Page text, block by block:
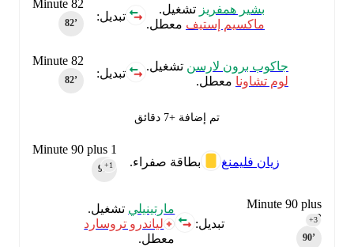
Minute 82
تبديل:
بشير همفريزتشغيل.
ماكسيم إستيفمعطل.
Minute 82
تبديل:
جاكوب برون لارسن تشغيل.
لوم تشاونامعطل.
تم إضافة +7 دقائق
Minute 90 plus 1
+1 بطاقة صفراء. زيان فليمنغ
تبديل:
مارتينيليتشغيل.
لياندرو تروسارد
معطل.
Minute 90 plus